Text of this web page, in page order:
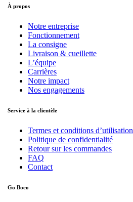
À propos
Notre entreprise
Fonctionnement
La consigne
Livraison & cueillette
L’équipe
Carrières
Notre impact
Nos engagements
Service à la clientèle
Termes et conditions d’utilisation
Politique de confidentialité
Retour sur les commandes
FAQ
Contact
Go Boco